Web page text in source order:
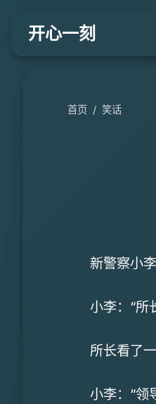
开心一刻
首页 / 笑话
新警察小
小李：“所
所长看了
小李：“领